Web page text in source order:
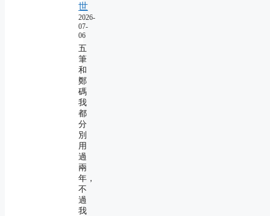
世
2026-
07-
06
五
筆
和
鄭
碼
我
都
分
別
用
過
兩
年，
不
過
我